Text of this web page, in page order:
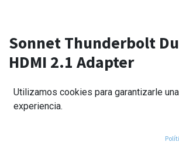
Sonnet Thunderbolt
HDMI 2.1 Adapter
115,00€
Utilizamos cookies para garantizarle
experiencia.